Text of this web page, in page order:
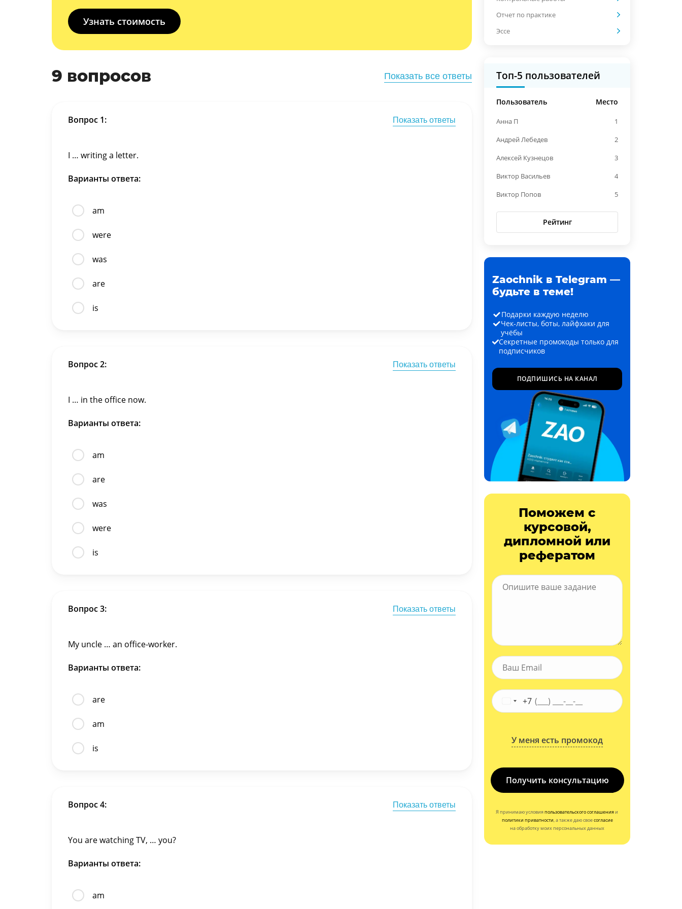
Узнать стоимость
9 вопросов Показать все ответы
Вопрос 1: Показать ответы
I … writing a letter.
Варианты ответа:
am
were
was
are
is
Вопрос 2: Показать ответы
I … in the office now.
Варианты ответа:
am
are
was
were
is
Вопрос 3: Показать ответы
My uncle … an office-worker.
Варианты ответа:
are
am
is
Вопрос 4: Показать ответы
You are watching TV, … you?
Варианты ответа:
am
Отчет по практике
Эссе
Топ-5 пользователей
Пользователь Место
Анна П
1
Андрей Лебедев
2
Алексей Кузнецов
3
Виктор Васильев
4
Виктор Попов
5
Рейтинг
Zaochnik в Telegram —
будьте в теме!
Подарки каждую неделю
Чек-листы, боты, лайфхаки для
учёбы
Секретные промокоды только для
подписчиков
ПОДПИШИСЬ НА КАНАЛ
Поможем с
курсовой,
дипломной или
рефератом
+7
У меня есть промокод
Получить консультацию
Я принимаю условияпользовательского соглашенияи
политики приватности, а также даю своесогласие
на обработку моих персональных данных